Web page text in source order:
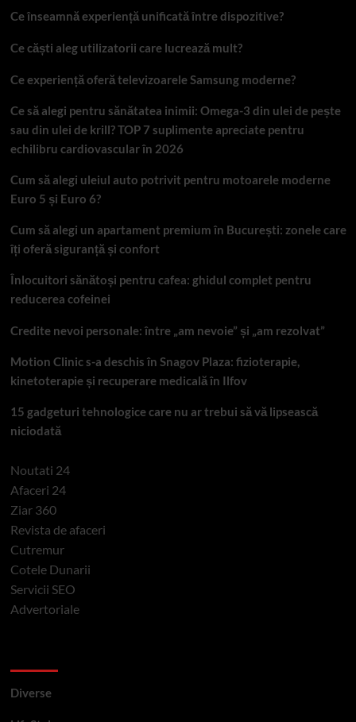
Ce înseamnă experiență unificată între dispozitive?
Ce căști aleg utilizatorii care lucrează mult?
Ce experiență oferă televizoarele Samsung moderne?
Ce să alegi pentru sănătatea inimii: Omega-3 din ulei de pește
sau din ulei de krill? TOP 7 suplimente apreciate pentru
echilibru cardiovascular în 2026
Cum să alegi uleiul auto potrivit pentru motoarele moderne
Euro 5 și Euro 6?
Cum să alegi un apartament premium în București: zonele care
îți oferă siguranță și confort
Înlocuitori sănătoși pentru cafea: ghidul complet pentru
reducerea cofeinei
Credite nevoi personale: între „am nevoie” și „am rezolvat”
Motion Clinic s-a deschis în Snagov Plaza: fizioterapie,
kinetoterapie și recuperare medicală în Ilfov
15 gadgeturi tehnologice care nu ar trebui să vă lipsească
niciodată
Noutati 24
Afaceri 24
Ziar 360
Revista de afaceri
Cutremur
Cotele Dunarii
Servicii SEO
Advertoriale
Diverse